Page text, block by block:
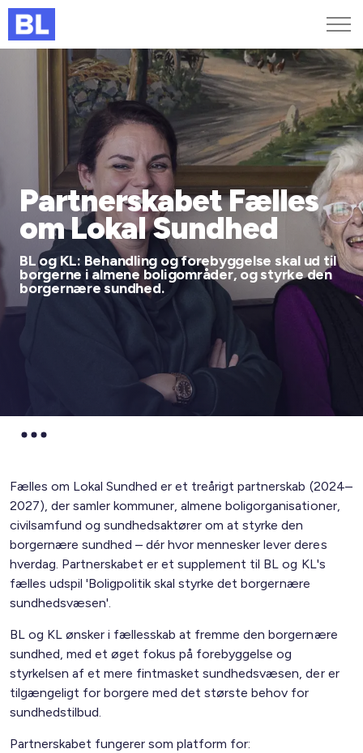
Genveje
Find medarbejder
Kurser og arrangementer
Partnerskabet Fælles
om Lokal Sundhed
BL og KL: Behandling og forebyggelse skal ud til
borgerne i almene boligområder, og styrke den
borgernære sundhed.
Fælles om Lokal Sundhed er et treårigt partnerskab (2024–
2027), der samler kommuner, almene boligorganisationer,
civilsamfund og sundhedsaktører om at styrke den
borgernære sundhed – dér hvor mennesker lever deres
hverdag. Partnerskabet er et supplement til BL og KL's
fælles udspil 'Boligpolitik skal styrke det borgernære
sundhedsvæsen'.
BL og KL ønsker i fællesskab at fremme den borgernære
sundhed, med et øget fokus på forebyggelse og
styrkelsen af et mere fintmasket sundhedsvæsen, der er
tilgængeligt for borgere med det største behov for
sundhedstilbud.
Partnerskabet fungerer som platform for: